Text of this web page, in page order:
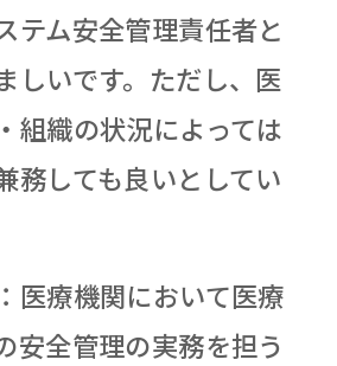
テム安全管理責任者と
しいです。ただし、医
組織の状況によっては
務しても良いとしてい
医療機関において医療
安全管理の実務を担う